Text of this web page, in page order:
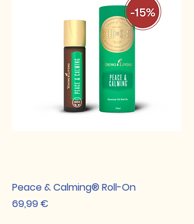
Peace & Calming® Roll-On
Preis
69,99 €